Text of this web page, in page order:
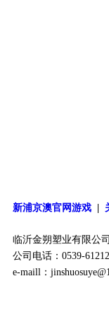
新浦京澳官网游戏
临沂金朔塑业有限公司
公司电话：0539-
e-maill：